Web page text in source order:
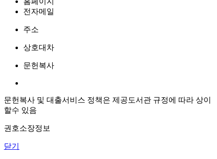
전자메일
주소
상호대차
문헌복사
문헌복사 및 대출서비스 정책은 제공도서관 규정에 따라 상이
할수 있음
권호소장정보
닫기